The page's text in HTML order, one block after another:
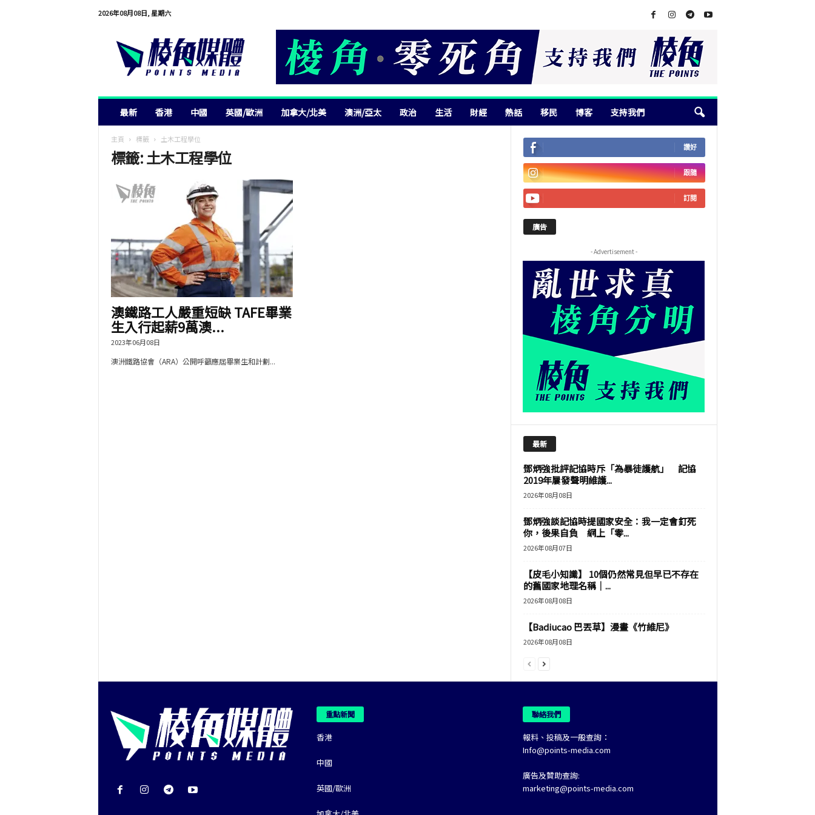
2026年08月08日, 星期六
最新 香港 中國 英國/歐洲 加拿大/北美 澳洲/亞太 政治 生活 財經 熱話 移民 博客 支持我們
主頁 標籤 土木工程學位
標籤: 土木工程學位
澳鐵路工人嚴重短缺 TAFE畢業
生入行起薪9萬澳...
2023年06月08日
澳洲鐵路協會（ARA）公開呼籲應屆畢業生和計劃...
讚好
跟隨
訂閱
廣告
- Advertisement -
最新
鄧炳強批評記協時斥「為暴徒護航」 記協
2019年屢發聲明維護...
2026年08月08日
鄧炳強談記協時提國家安全：我一定會釘死
你，後果自負 網上「零...
2026年08月07日
【皮毛小知識】 10個仍然常見但早已不存在
的舊國家地理名稱｜...
2026年08月08日
【Badiucao 巴丟草】漫畫《竹維尼》
2026年08月08日
重點新聞
香港
中國
英國/歐洲
聯絡我們
報料、投稿及一般查詢：
Info@points-media.com
廣告及贊助查詢:
marketing@points-media.com